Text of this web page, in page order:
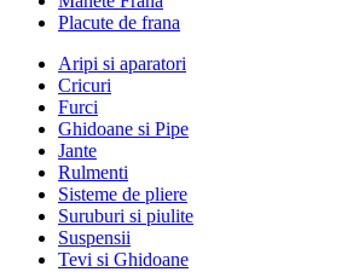
Placute de frana
Aripi si aparatori
Cricuri
Furci
Ghidoane si Pipe
Jante
Rulmenti
Sisteme de pliere
Suruburi si piulite
Suspensii
Tevi si Ghidoane